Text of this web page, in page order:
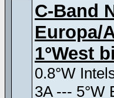
C-Band
Europa/
1°West
0.8°W
3A --- 5°W